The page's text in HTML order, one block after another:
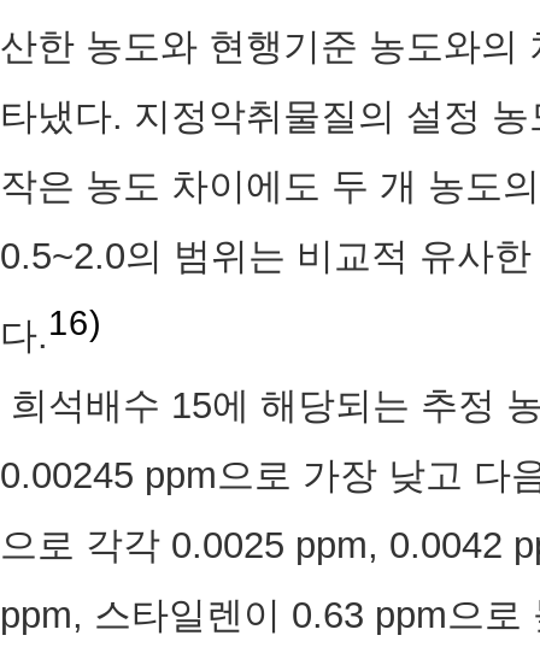
산한 농도와 현행기준 농도와의
타냈다. 지정악취물질의 설정
작은 농도 차이에도 두 개 농도
0.5~2.0의 범위는 비교적 유사
다.16)
희석배수 15에 해당되는 추정
0.00245 ppm으로 가장 낮고 다
으로 각각 0.0025 ppm, 0.0042
ppm, 스타일렌이 0.63 ppm으